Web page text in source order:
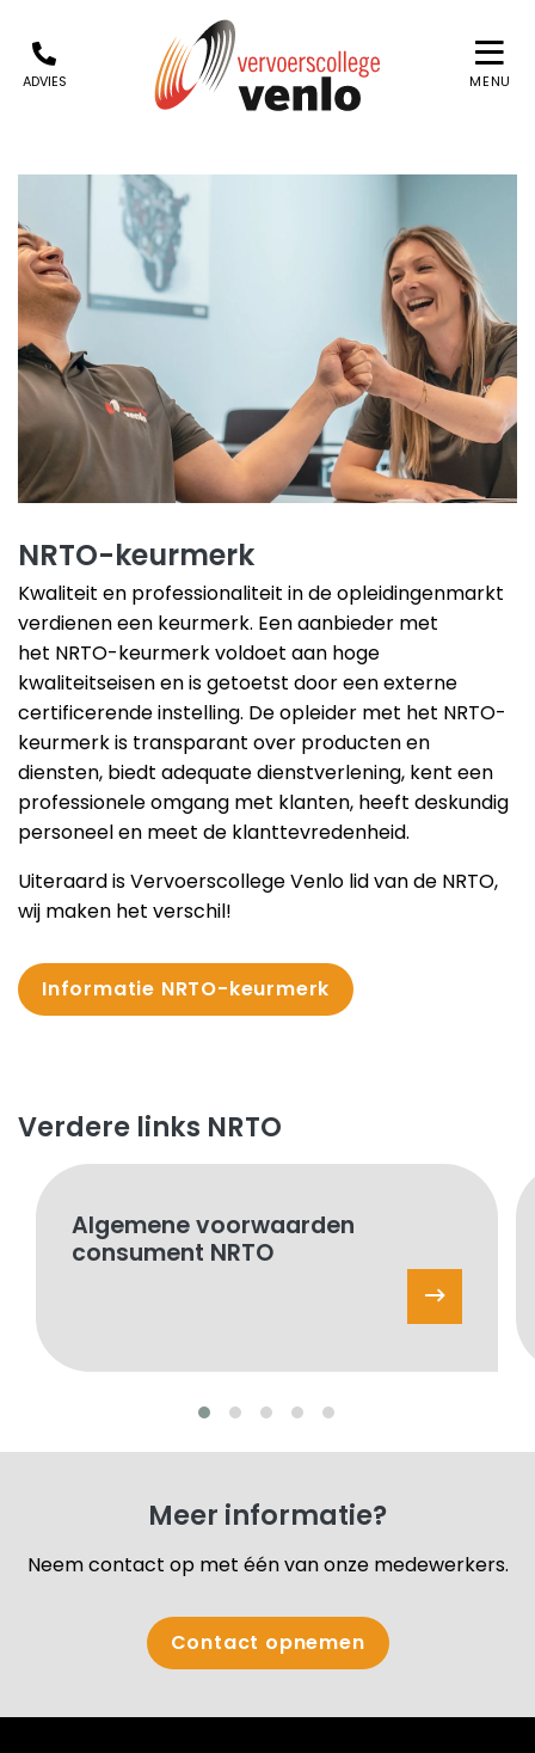
ADVIES MENU
NRTO-keurmerk
Kwaliteit en professionaliteit in de opleidingenmarkt
verdienen een keurmerk. Een aanbieder met
het NRTO-keurmerk voldoet aan hoge
kwaliteitseisen en is getoetst door een externe
certificerende instelling. De opleider met het NRTO-
keurmerk is transparant over producten en
diensten, biedt adequate dienstverlening, kent een
professionele omgang met klanten, heeft deskundig
personeel en meet de klanttevredenheid.
Uiteraard is Vervoerscollege Venlo lid van de NRTO,
wij maken het verschil!
Informatie NRTO-keurmerk
Verdere links NRTO
Algemene voorwaarden
consument NRTO
Meer informatie?
Neem contact op met één van onze medewerkers.
Contact opnemen